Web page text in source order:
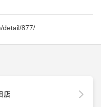
detail/877/
店